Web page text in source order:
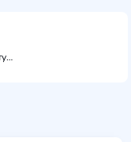
Прокоментувати